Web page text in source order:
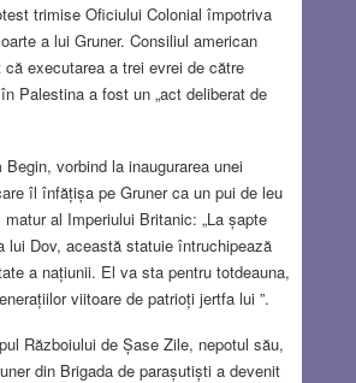
trimise Oficiului Colonial împotriva
a lui Gruner. Consiliul american
executarea a trei evrei de către
Palestina a fost un „act deliberat de
vorbind la inaugurarea unei
îl înfățișa pe Gruner ca un pui de leu
al Imperiului Britanic: „La șapte
lui Dov, această statuie întruchipează
a națiunii. El va sta pentru totdeauna,
viitoare de patrioți jertfa lui ”.
Războiului de Șase Zile, nepotul său,
din Brigada de parașutiști a devenit